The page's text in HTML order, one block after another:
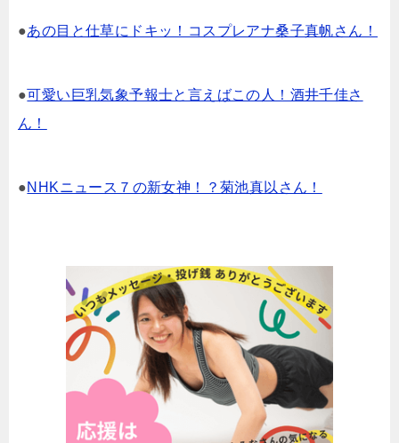
●あの目と仕草にドキッ！コスプレアナ桑子真帆さん！
●可愛い巨乳気象予報士と言えばこの人！酒井千佳さ
ん！
●NHKニュース７の新女神！？菊池真以さん！